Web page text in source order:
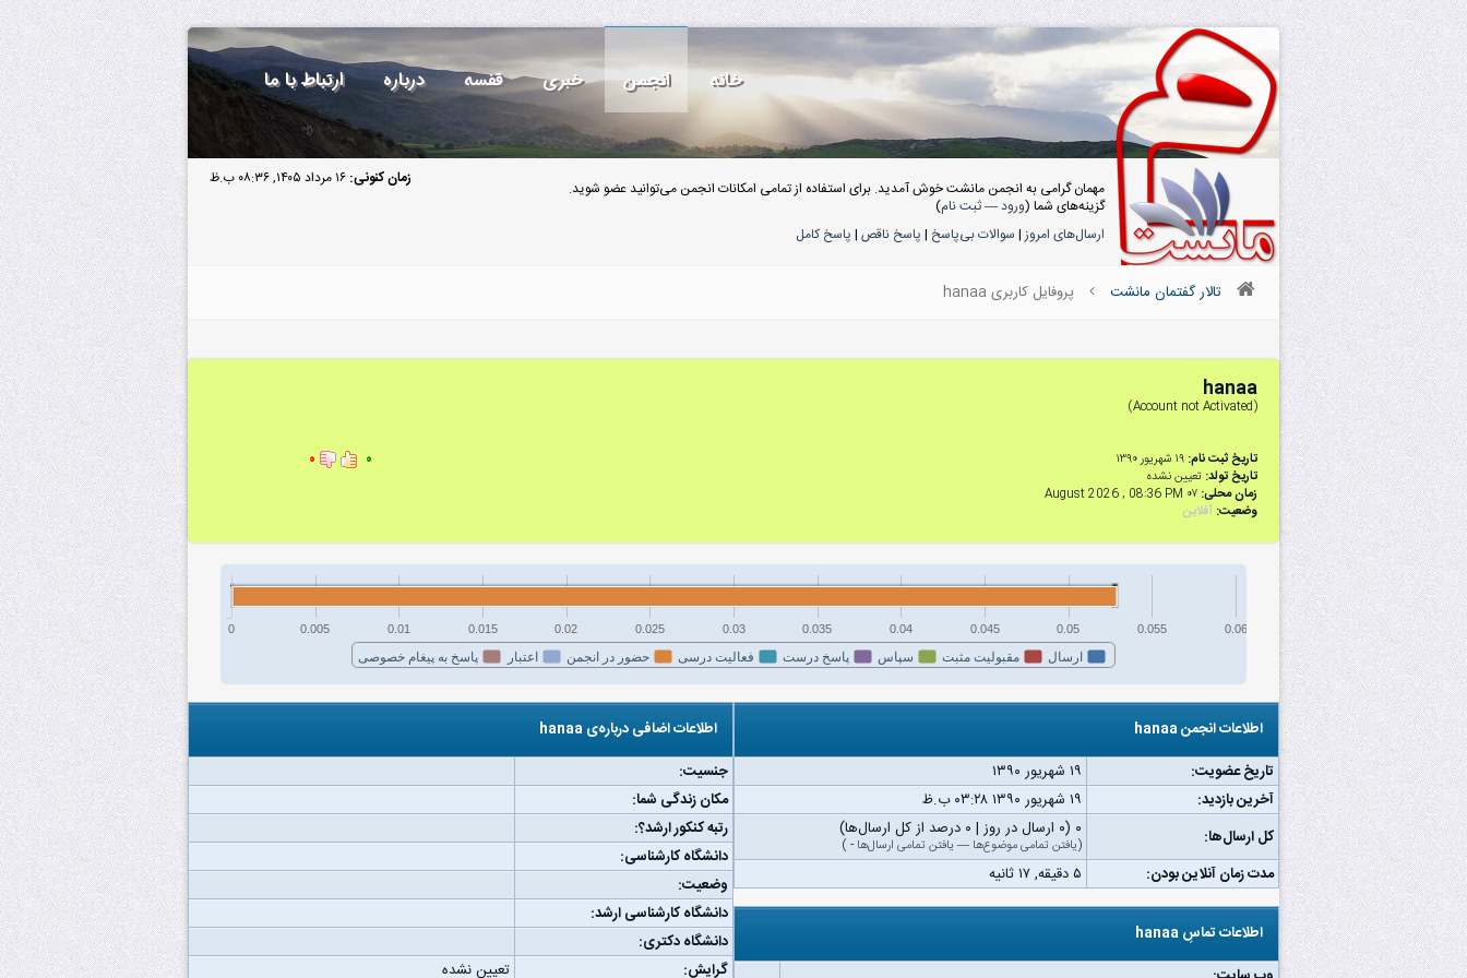
خانه انجمن خبری قفسه درباره ارتباط با ما
زمان کنونی: ۱۶ مرداد ۱۴۰۵, ۰۸:۳۶ ب.ظ
مهمان گرامی به انجمن مانشت خوش آمدید. برای استفاده از تمامی امکانات انجمن می‌توانید عضو شوید.
گزینه‌های شما (ورود—ثبت نام)
ارسال‌های امروز| سوالات بی‌پاسخ | پاسخ ناقص | پاسخ کامل
تالار گفتمان مانشت پروفایل کاربری hanaa
hanaa
(Account not Activated)
تاریخ ثبت نام: ۱۹ شهریور ۱۳۹۰
تاریخ تولد: تعیین نشده
زمان محلی: ۰۷ August 2026 , 08:36 PM
وضعیت: آفلاین
۰ ۰
ارسال مقبولیت مثبت سپاس پاسخ درست فعالیت درسی حضور در انجمن اعتبار پاسخ به پیغام خصوصی
0 0.005 0.01 0.015 0.02 0.025 0.03 0.035 0.04 0.045 0.05 0.055 0.06
اطلاعات انجمن hanaa
تاریخ عضویت:
۱۹ شهریور ۱۳۹۰
آخرین بازدید:
۱۹ شهریور ۱۳۹۰ ۰۳:۲۸ ب.ظ
کل ارسال‌ها:
۰ (۰ ارسال در روز | ۰ درصد از کل ارسال‌ها)
(یافتن تمامی موضوع‌ها — یافتن تمامی ارسال‌ها -
)
مدت زمان آنلاین بودن: ۵ دقیقه, ۱۷ ثانیه
اطلاعات تماسِ hanaa
اطلاعات اضافی درباره‌ی hanaa
جنسیت:
مکان زندگی شما:
رتبه کنکور ارشد؟:
دانشگاه کارشناسی:
وضعیت:
دانشگاه کارشناسی ارشد:
دانشگاه دکتری:
گرایش:
تعیین نشده